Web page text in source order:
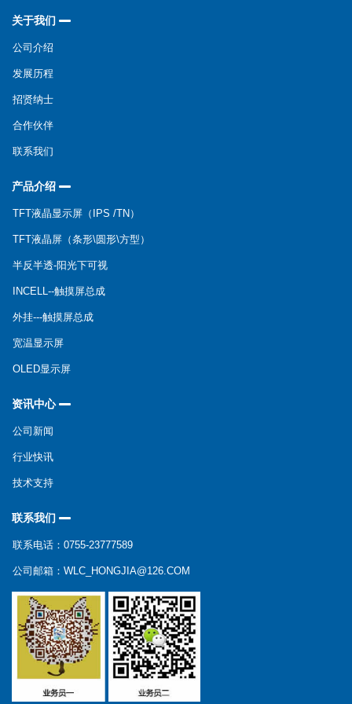
关于我们
公司介绍
发展历程
招贤纳士
合作伙伴
联系我们
产品介绍
TFT液晶显示屏（IPS /TN）
TFT液晶屏（条形\圆形\方型）
半反半透-阳光下可视
INCELL--触摸屏总成
外挂---触摸屏总成
宽温显示屏
OLED显示屏
资讯中心
公司新闻
行业快讯
技术支持
联系我们
联系电话：0755-23777589
公司邮箱：WLC_HONGJIA@126.COM